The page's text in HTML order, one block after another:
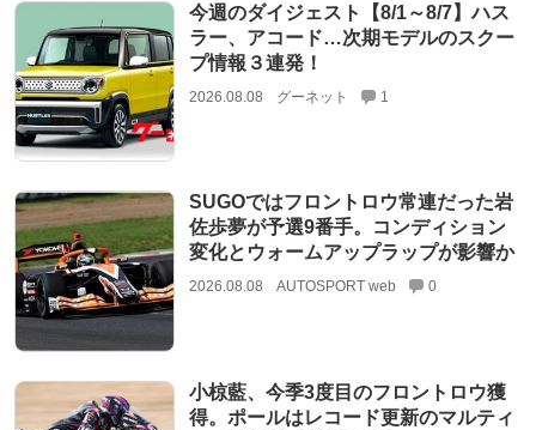
今週のダイジェスト【8/1～8/7】ハス
ラー、アコード…次期モデルのスクー
プ情報３連発！
2026.08.08 グーネット 1
SUGOではフロントロウ常連だった岩
佐歩夢が予選9番手。コンディション
変化とウォームアップラップが影響か
2026.08.08 AUTOSPORT web 0
小椋藍、今季3度目のフロントロウ獲
得。ポールはレコード更新のマルティ